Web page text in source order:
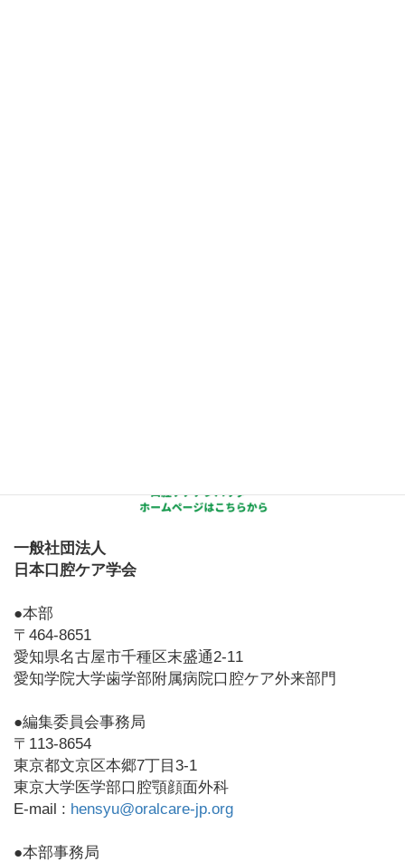
一般社団法人
日本口腔ケア学会
●本部
〒464-8651
愛知県名古屋市千種区末盛通2-11
愛知学院大学歯学部附属病院口腔ケア外来部門
●編集委員会事務局
〒113-8654
東京都文京区本郷7丁目3-1
東京大学医学部口腔顎顔面外科
E-mail : hensyu@oralcare-jp.org
●本部事務局